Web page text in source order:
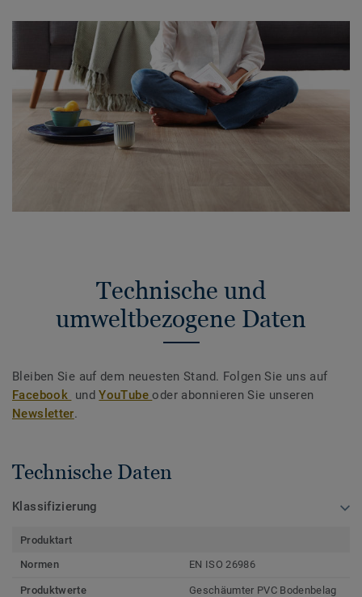
Technische und
umweltbezogene Daten
Bleiben Sie auf dem neuesten Stand. Folgen Sie uns auf
Facebook undYouTubeoder abonnieren Sie unseren
Newsletter.
Technische Daten
Klassifizierung
Produktart
Normen
EN ISO 26986
Produktwerte Geschäumter PVC Bodenbelag